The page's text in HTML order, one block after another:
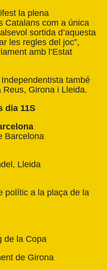
la plena
Catalans com a única
sortida d’aquesta
les regles del joc”,
amb l’Estat
Independentista també
Reus, Girona i Lleida.
dia 11S
Barcelona
Lleida
polític a la plaça de la
de la Copa
de Girona